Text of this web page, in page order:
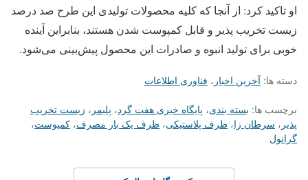
او تاکید کرد: از آنجا که کلیه محصولات تولیدی این طرح صد درصد
زیست تخریب پذیر و قابل کمپوست شدن هستند، بنابراین آینده
خوبی برای تولید انبوه و صادرات این محصول پیش‌بینی می‌شود.
دسته ها: آخرین اخبار ، فناوری اطلاعات
برچسب ها: بسته بندی، پایگاه خبری هفت گرد، پلیمر ، زیست تخریب
پذیر ، سرطان زا، ظرف پلاستیکی، ظرف یک بار مصرف، کمپوست،
گرانول